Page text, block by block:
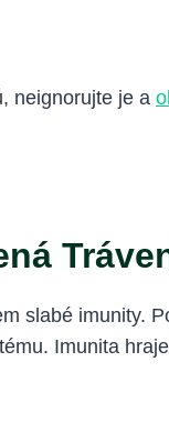
neignorujte je a
slabé imunity.
Imunita